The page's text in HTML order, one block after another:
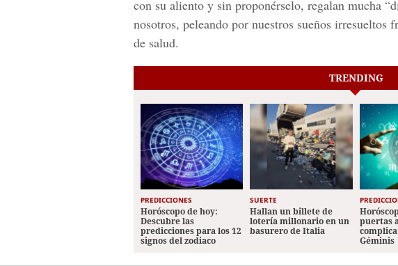
con su aliento y sin proponérselo, regalan mucha
nosotros, peleando por nuestros sueños irresueltos
de salud.
TRENDING
PREDICCIONES
Horóscopo de hoy:
Descubre las
predicciones para los 12
signos del zodiaco
SUERTE
Hallan un billete de
lotería millonario en un
basurero de Italia
puertas
Géminis